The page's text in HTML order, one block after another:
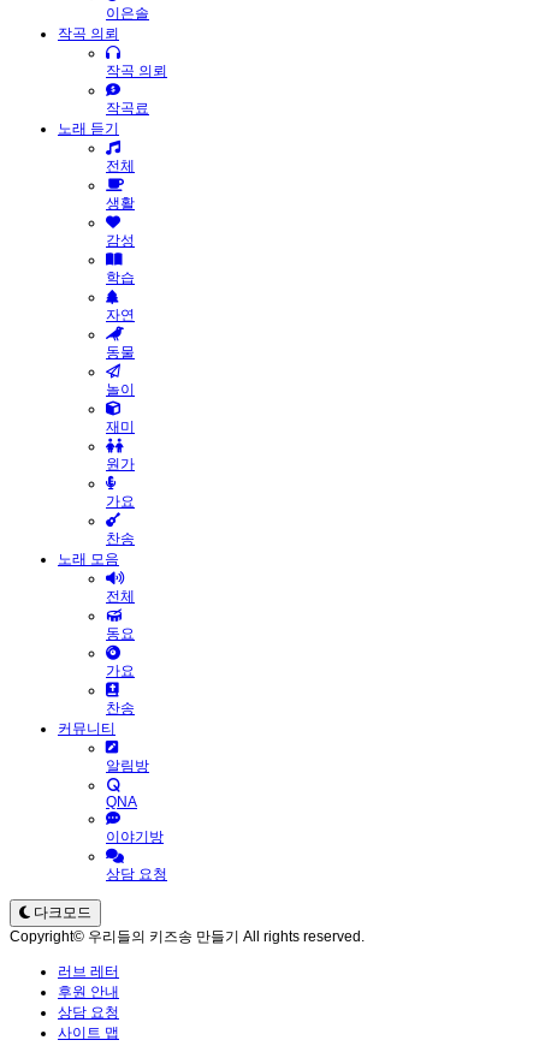
이은솔
작곡 의뢰
작곡 의뢰
작곡료
노래 듣기
전체
생활
감성
학습
자연
동물
놀이
재미
원가
가요
찬송
노래 모음
전체
동요
가요
찬송
커뮤니티
알림방
QNA
이야기방
상담 요청
다크모드
Copyright© 우리들의 키즈송 만들기 All rights reserved.
러브 레터
후원 안내
상담 요청
사이트 맵